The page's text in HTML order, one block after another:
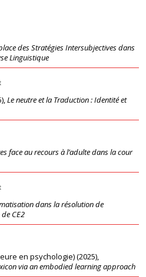
des Stratégies Intersubjectives dans
Linguistique
),Le neutre et la Traduction : Identité et
face au recours à l’adulte dans la cour
dans la résolution de
CE2
en psychologie)(2025),
via an embodied learning approach